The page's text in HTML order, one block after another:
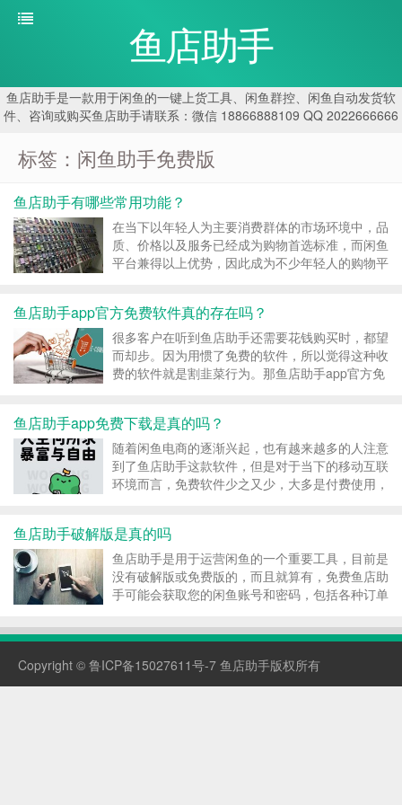
鱼店助手
鱼店助手是一款用于闲鱼的一键上货工具、闲鱼群控、闲鱼自动发货软
件、咨询或购买鱼店助手请联系：微信 18866888109 QQ 2022666666
标签：闲鱼助手免费版
鱼店助手有哪些常用功能？
在当下以年轻人为主要消费群体的市场环境中，品
质、价格以及服务已经成为购物首选标准，而闲鱼
平台兼得以上优势，因此成为不少年轻人的购物平
先是鱼店助手的自动发布功能，这是鱼店助手用户
用的最多...
鱼店助手app官方免费软件真的存在吗？
很多客户在听到鱼店助手还需要花钱购买时，都望
而却步。因为用惯了免费的软件，所以觉得这种收
费的软件就是割韭菜行为。那鱼店助手app官方免
过：鱼店助手软件前期的研发成本暂且不提，后期
的软件运...
鱼店助手app免费下载是真的吗？
随着闲鱼电商的逐渐兴起，也有越来越多的人注意
到了鱼店助手这款软件，但是对于当下的移动互联
环境而言，免费软件少之又少，大多是付费使用，
身行为已经要构成违法的情况了。包括这些想研发
破解...
鱼店助手破解版是真的吗
鱼店助手是用于运营闲鱼的一个重要工具，目前是
没有破解版或免费版的，而且就算有，免费鱼店助
手可能会获取您的闲鱼账号和密码，包括各种订单
鱼店助手中携带病毒，放到正常的程序中，一般的
经营事业而言，...
Copyright © 鲁ICP备15027611号-7 鱼店助手版权所有